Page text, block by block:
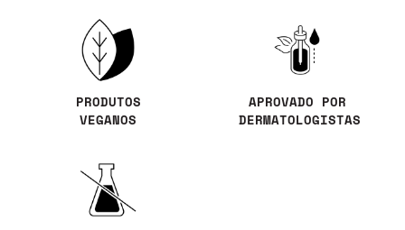
PRODUTOS
VEGANOS
APROVADO POR
DERMATOLOGISTAS